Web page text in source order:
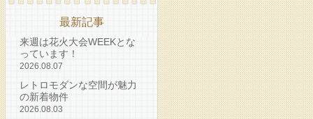
最新記事
来週は花火大会WEEKとな
っています！
2026.08.07
レトロモダンな空間が魅力
の新着物件
2026.08.03